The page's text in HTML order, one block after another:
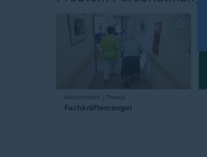
Nachrichten | Thema
:
Fachkräftemangel